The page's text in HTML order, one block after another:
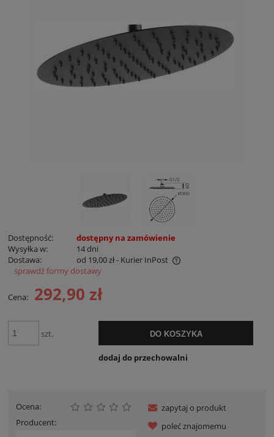
Dostępność:
dostępny na zamówienie
Wysyłka w:
14 dni
Dostawa:
od 19,00 zł- Kurier InPost
Cena nie zawiera ewentualnych kosztów płatności
sprawdź formy dostawy
Cena: 292,90 zł
szt. DO KOSZYKA
dodaj do przechowalni
Ocena:
Producent:
zapytaj o produkt
poleć znajomemu